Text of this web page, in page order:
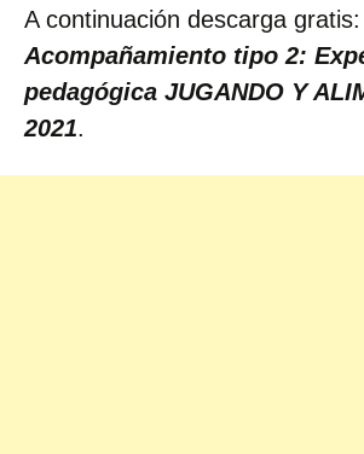
A continuación descarga gratis:
Acompañamiento tipo 2:
pedagógica JUGANDO Y
2021.